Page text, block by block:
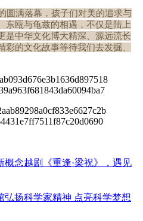
圆满落幕，孩子们对美的追求与
东瓯与龟兹的相遇，不仅是陆上
是中华文化博大精深、源远流长
的文化故事等待我们去发掘、
概念越剧《重逢·梁祝》，遇见
弘扬科学家精神 点亮科学梦想